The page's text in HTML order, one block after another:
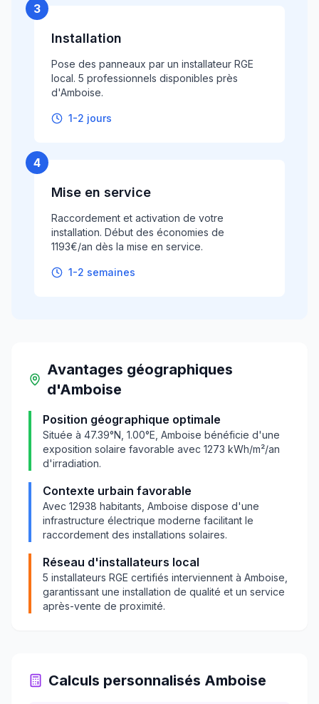
3
Installation
Pose des panneaux par un installateur RGE
local. 5 professionnels disponibles près
d'Amboise.
1-2 jours
4
Mise en service
Raccordement et activation de votre
installation. Début des économies de
1193€/an dès la mise en service.
1-2 semaines
Avantages géographiques
d'Amboise
Position géographique optimale
Située à 47.39°N, 1.00°E, Amboise bénéficie d'une
exposition solaire favorable avec 1273 kWh/m²/an
d'irradiation.
Contexte urbain favorable
Avec 12938 habitants, Amboise dispose d'une
infrastructure électrique moderne facilitant le
raccordement des installations solaires.
Réseau d'installateurs local
5 installateurs RGE certifiés interviennent à Amboise
garantissant une installation de qualité et un service
après-vente de proximité.
Calculs personnalisés Amboise